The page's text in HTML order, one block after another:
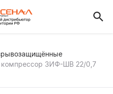
компрессор ЗИФ-ШВ 22/0,7